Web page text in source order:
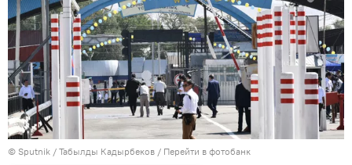
© Sputnik / Табылды Кадырбеков / Перейти в фотобанк